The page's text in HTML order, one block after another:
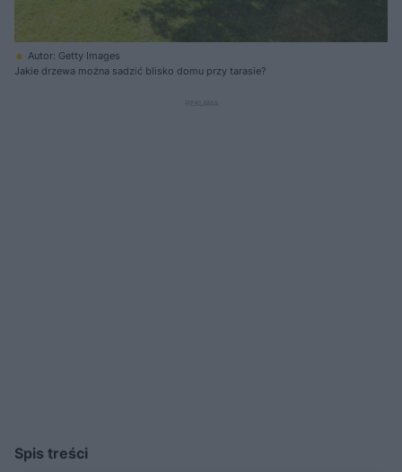
Autor: Getty Images
Jakie drzewa można sadzić blisko domu przy tarasie?
Spis treści